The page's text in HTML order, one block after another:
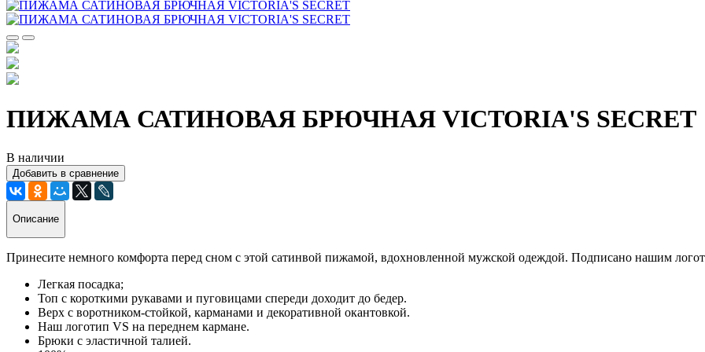
ПИЖАМА САТИНОВАЯ БРЮЧНАЯ VICTORIA'S SECRET
В наличии
Добавить в сравнение
Описание
Принесите немного комфорта перед сном с этой сатинвой пижамой, вдохновленной мужской одеждой. Подписано нашим
Легкая посадка;
Топ с короткими рукавами и пуговицами спереди доходит до бедер.
Верх с воротником-стойкой, карманами и декоративной окантовкой.
Наш логотип VS на переднем кармане.
Брюки с эластичной талией.